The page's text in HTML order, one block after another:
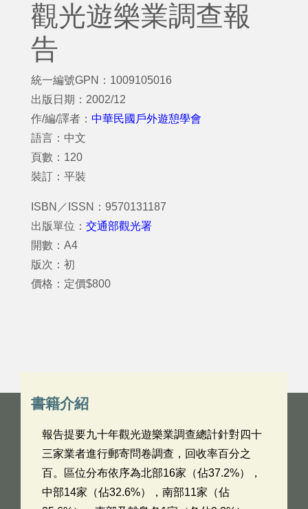
觀光遊樂業調查報
告
統一編號GPN：1009105016
出版日期：2002/12
作/編/譯者： 中華民國戶外遊憩學會
語言：中文
頁數：120
裝訂：平裝
ISBN／ISSN：9570131187
出版單位： 交通部觀光署
開數：A4
版次：初
價格：定價$800
書籍介紹
報告提要九十年觀光遊樂業調查總計針對四十
三家業者進行郵寄問卷調查，回收率百分之
百。區位分布依序為北部16家（佔37.2%），
中部14家（佔32.6%），南部11家（佔